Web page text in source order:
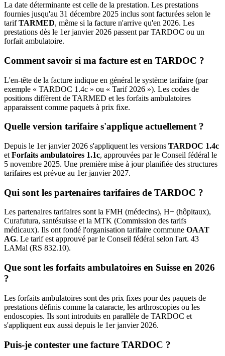
La date déterminante est celle de la prestation. Les prestations
fournies jusqu'au 31 décembre 2025 inclus sont facturées selon le
tarifTARMED, même si la facture n'arrive qu'en 2026. Les
prestations dès le 1er janvier 2026 passent par TARDOC ou un
forfait ambulatoire.
Comment savoir si ma facture est en TARDOC ?
L'en-tête de la facture indique en général le système tarifaire (par
exemple « TARDOC 1.4c » ou « Tarif 2026 »). Les codes de
positions diffèrent de TARMED et les forfaits ambulatoires
apparaissent comme paquets à prix fixe.
Quelle version tarifaire s'applique actuellement ?
Depuis le 1er janvier 2026 s'appliquent les versions TARDOC 1.4c
et Forfaits ambulatoires 1.1c, approuvées par le Conseil fédéral le
5 novembre 2025. Une première mise à jour planifiée des structures
tarifaires est prévue au 1er janvier 2027.
Qui sont les partenaires tarifaires de TARDOC ?
Les partenaires tarifaires sont la FMH (médecins), H+ (hôpitaux),
Curafutura, santésuisse et la MTK (Commission des tarifs
médicaux). Ils ont fondé l'organisation tarifaire commune OAAT
AG. Le tarif est approuvé par le Conseil fédéral selon l'art. 43
LAMal (RS 832.10).
Que sont les forfaits ambulatoires en Suisse en 2026
?
Les forfaits ambulatoires sont des prix fixes pour des paquets de
prestations définis comme la cataracte, les arthroscopies ou les
endoscopies. Ils sont introduits en parallèle de TARDOC et
s'appliquent eux aussi depuis le 1er janvier 2026.
Puis-je contester une facture TARDOC ?